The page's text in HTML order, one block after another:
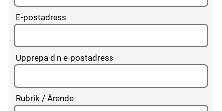
E-postadress
Upprepa din e-postadress
Rubrik / Ärende